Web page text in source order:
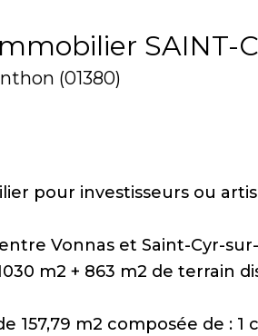
SAINT-
(01380)
pour investisseurs ou
Vonnas et Saint-Cyr-
m2 + 863 m2 de terrain
157,79 m2 composée de :